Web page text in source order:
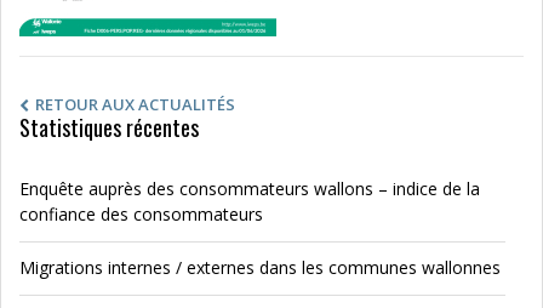
RETOUR AUX ACTUALITÉS
Statistiques récentes
Enquête auprès des consommateurs wallons – indice de la
confiance des consommateurs
Migrations internes / externes dans les communes wallonnes